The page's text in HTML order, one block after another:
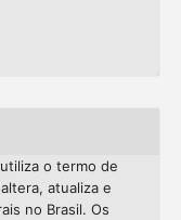
o termo de
atualiza e
no Brasil. Os